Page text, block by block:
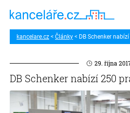
kancelare.cz Články DB Schenker
29. října
DB Schenker nabízí 250